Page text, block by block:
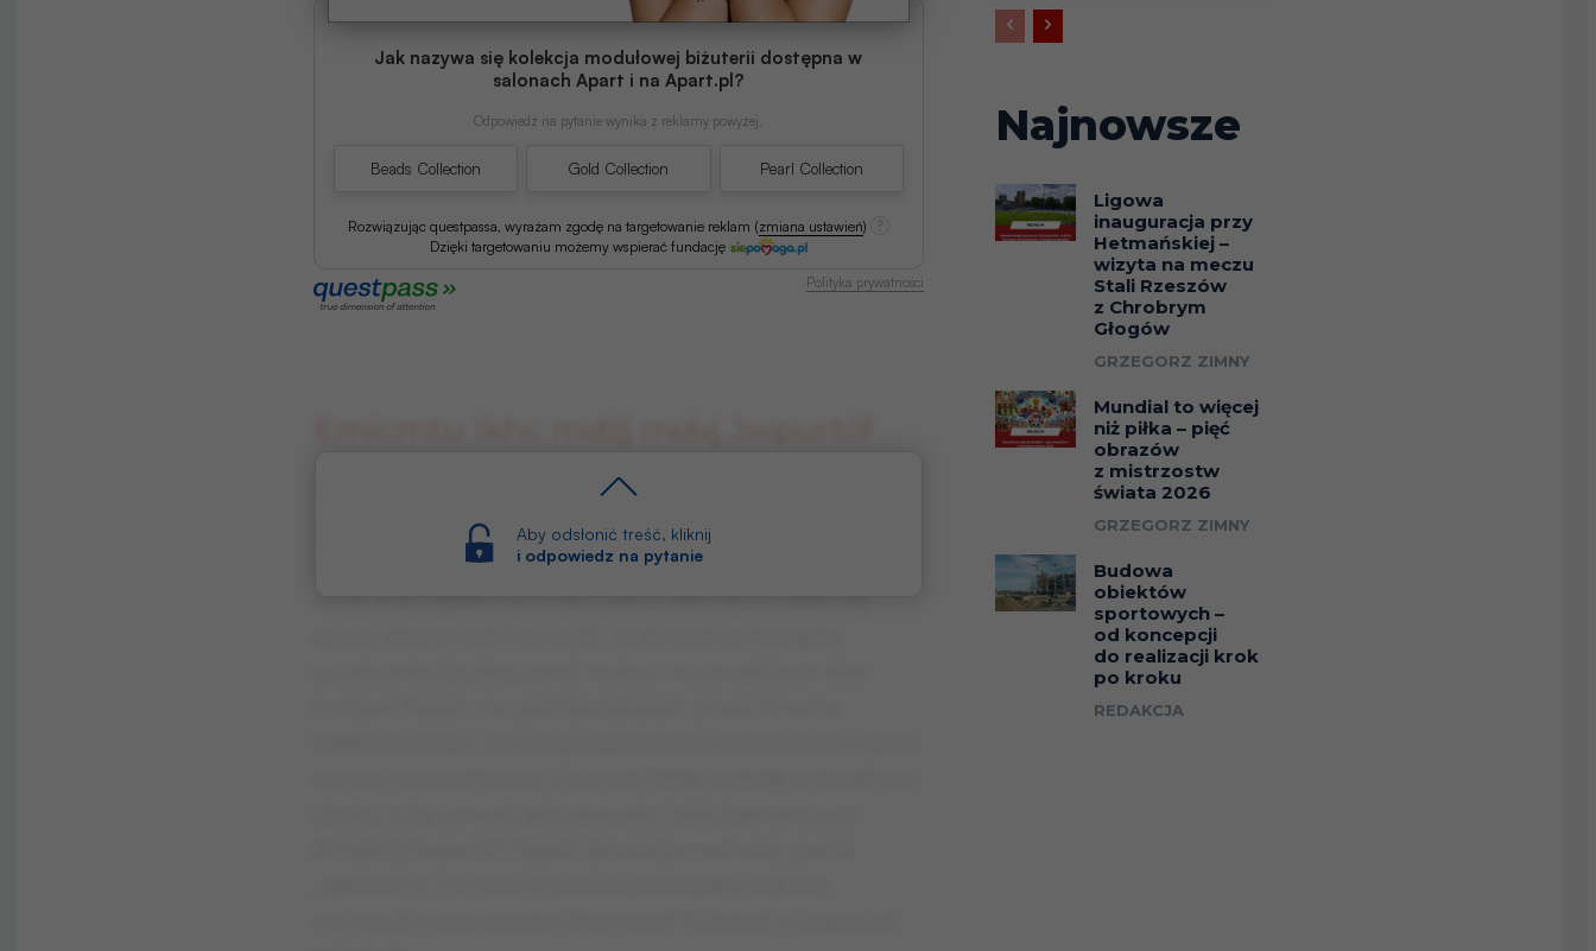
Jak nazywa się kolekcja modułowej biżuterii dostępna w
salonach Apart i na Apart.pl?
Odpowiedź na pytanie wynika z reklamy powyżej.
Beads Collection Gold Collection Pearl Collection
Rozwiązując questpassa, wyrażam zgodę na targetowanie reklam (zmiana ustawień)
Dzięki targetowaniu możemy wspierać fundację
Aby odsłonić treść, kliknij
i odpowiedz na pytanie
Polityka prywatności
Wvunlrg Lijb brę snmwjt wrn ijcaihvhfjł. Ujcj vrsjłh j Jwpurlh
ijlqłhbwąfbih brę bfxrvr bdtlnbjvr, dfrnaihur
żn bą knimhbtdbhswrn wjsunybią r wjskjamirns ijbłdżxwą
Najnowsze
Ligowa
inauguracja przy
Hetmańskiej –
wizyta na meczu
Stali Rzeszów
z Chrobrym
Głogów
GRZEGORZ ZIMNY
Mundial to więcej
niż piłka – pięć
obrazów
z mistrzostw
świata 2026
GRZEGORZ ZIMNY
Budowa
obiektów
sportowych –
od koncepcji
do realizacji krok
po kroku
REDAKCJA